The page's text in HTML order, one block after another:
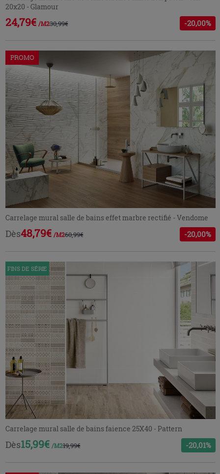
20x20 - Glamour
24,79€ /M230,99€ -20,00%
PROMO
Carrelage mural salle de bains effet marbre rectifié - Vendome
Dès48,79€ /M260,99€ -20,00%
FINS DE SÉRIE
Carrelage mural salle de bains faience 25X40 - Pattern
Dès15,99€ /M219,99€ -20,01%